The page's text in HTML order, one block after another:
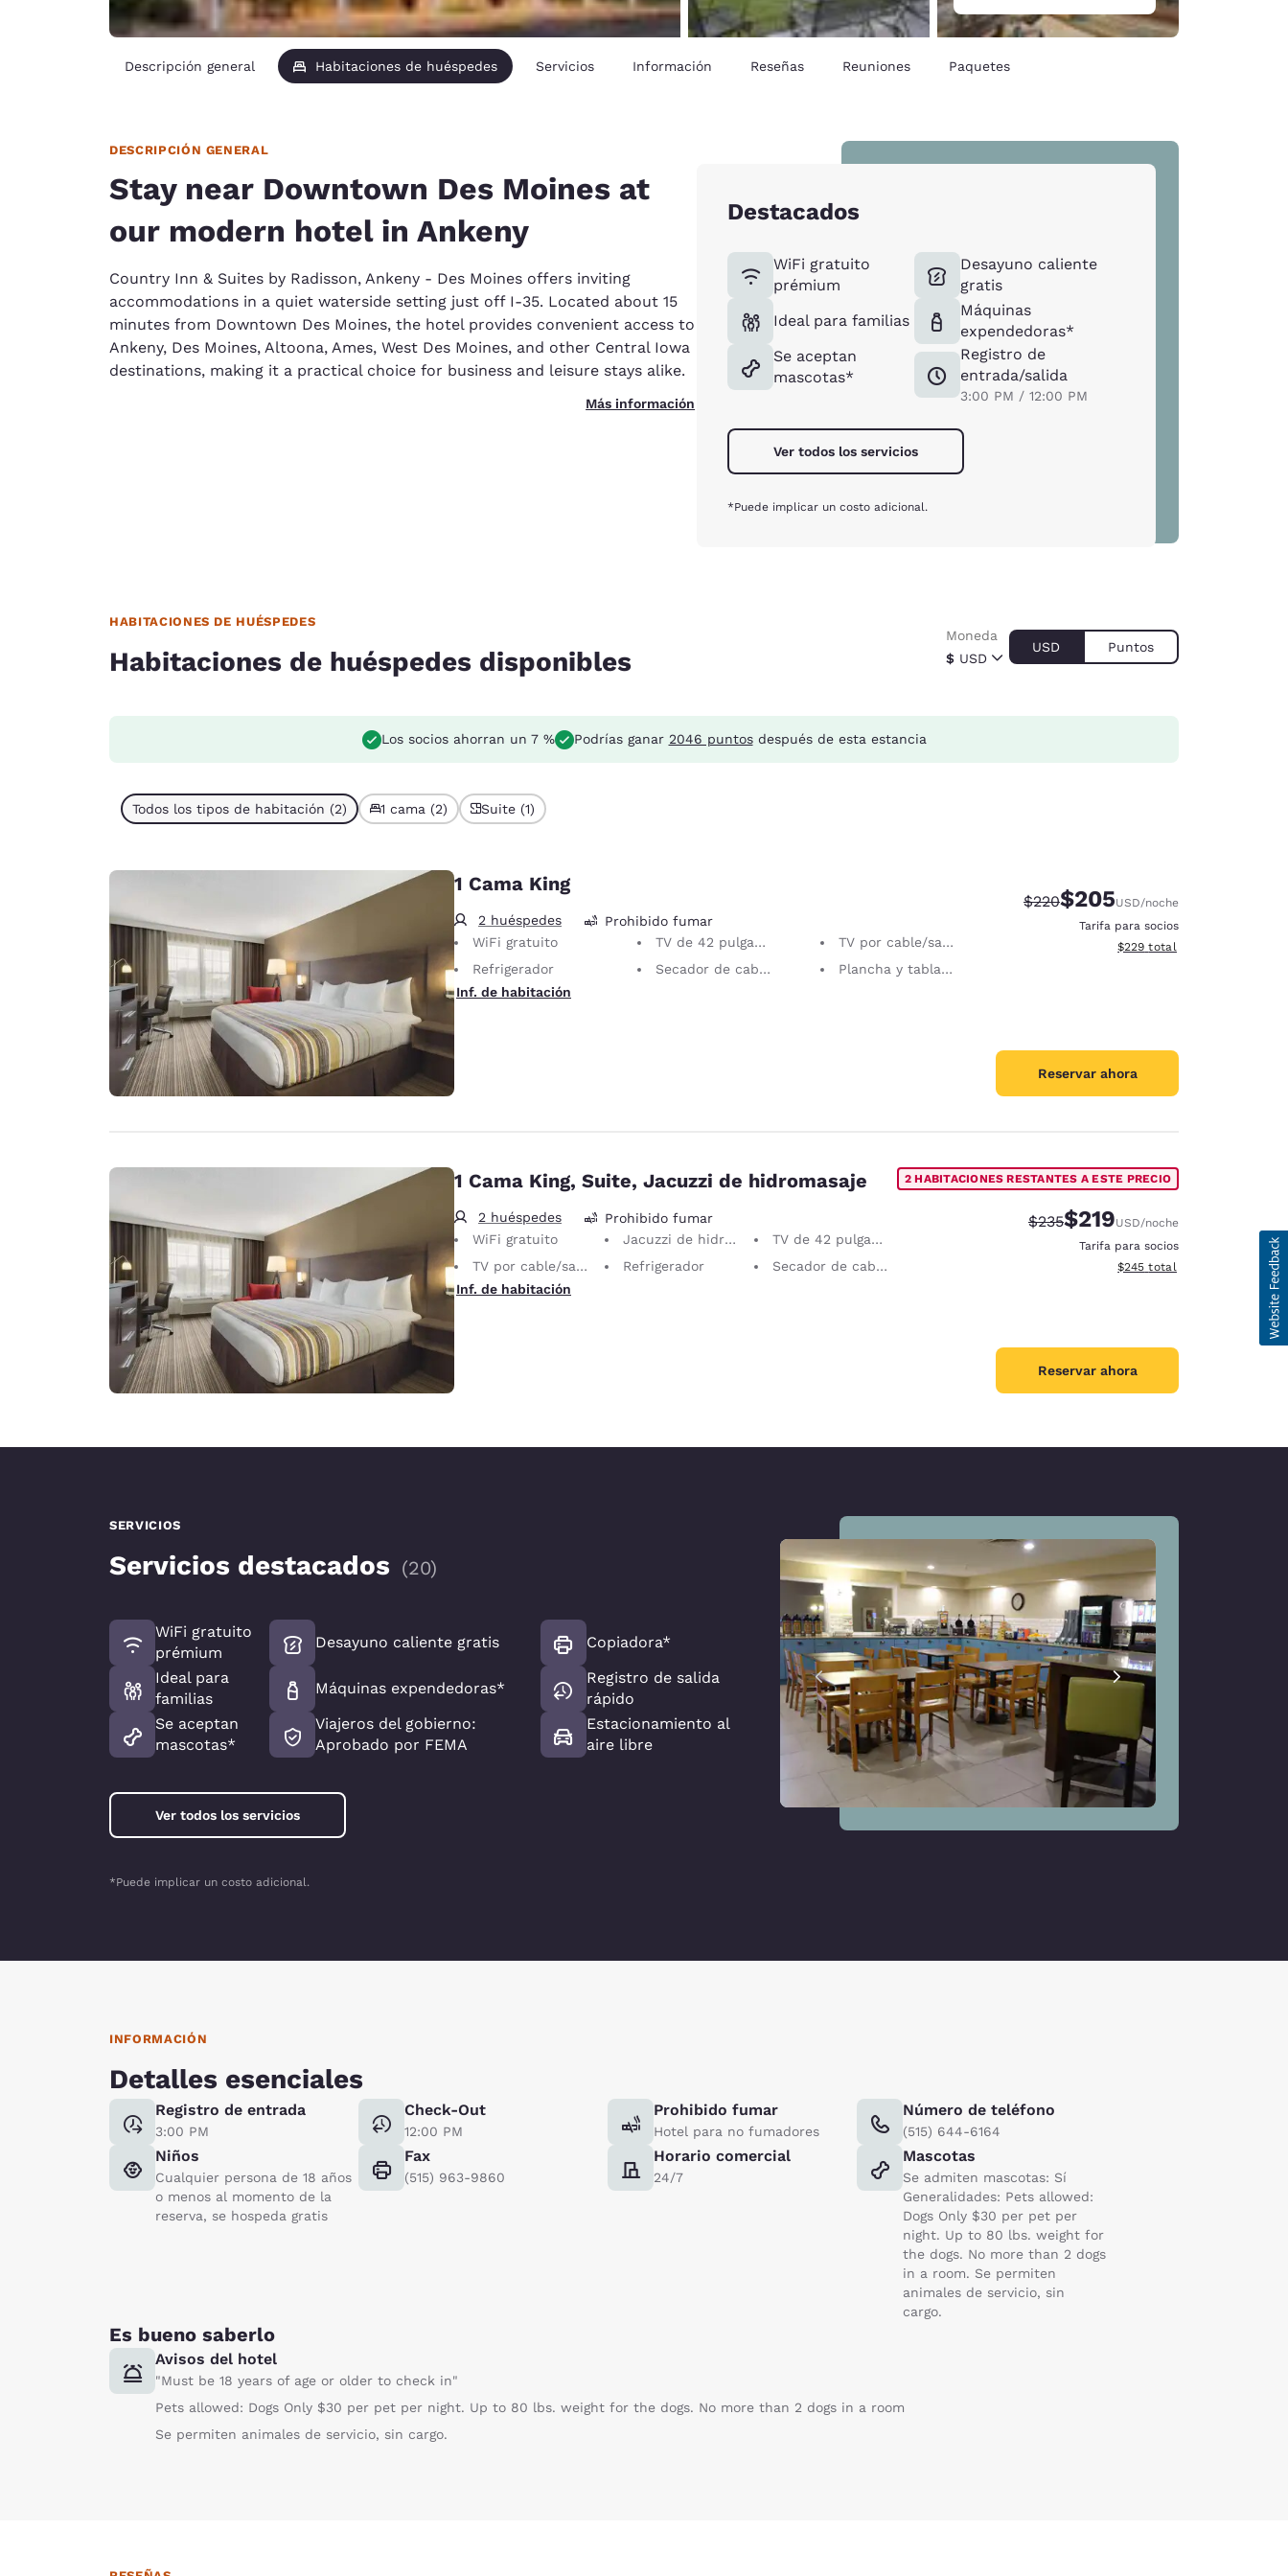
Descripción general Habitaciones de huéspedes Servicios Información Reseñas Reuniones Paquetes
DESCRIPCIÓN GENERAL
Stay near Downtown Des Moines at
our modern hotel in Ankeny
Country Inn & Suites by Radisson, Ankeny - Des Moines offers inviting
accommodations in a quiet waterside setting just off I-35. Located about 15
minutes from Downtown Des Moines, the hotel provides convenient access to
Ankeny, Des Moines, Altoona, Ames, West Des Moines, and other Central Iowa
destinations, making it a practical choice for business and leisure stays alike.
Más información
Destacados
WiFi gratuito
prémium
Ideal para familias
Se aceptan
mascotas*
Desayuno caliente
gratis
Máquinas
expendedoras*
Registro de
entrada/salida
3:00 PM / 12:00 PM
Ver todos los servicios
*Puede implicar un costo adicional.
HABITACIONES DE HUÉSPEDES
Habitaciones de huéspedes disponibles $ USD
Moneda
USD Puntos
Los socios ahorran un 7 % Podrías ganar 2046 puntosdespués de esta estancia
Todos los tipos de habitación (2) 1 cama (2) Suite (1)
1 Cama King
2 huéspedes
Prohibido fumar
WiFi gratuito
TV de 42 pulgadas
TV por cable/satelital
Refrigerador
Secador de cabello
Plancha y tabla de planchar
Inf. de habitación
Precio tachado:
$220Precio con descuento:
$205USD/noche
Tarifa para socios
Ver detalles del total
$229 total
Reservar ahora
1 Cama King, Suite, Jacuzzi de hidromasaje
2 huéspedes
Prohibido fumar
WiFi gratuito
Jacuzzi de hidromasaje
TV de 42 pulgadas
TV por cable/satelital
Refrigerador
Secador de cabello
Inf. de habitación
2 HABITACIONES RESTANTES A ESTE PRECIO
Precio tachado:
$235Precio con descuento:
$219USD/noche
Tarifa para socios
Ver detalles del total
$245 total
Reservar ahora
SERVICIOS
Servicios destacados (20)
WiFi gratuito
prémium
Ideal para
familias
Se aceptan
mascotas*
Desayuno caliente gratis
Máquinas expendedoras*
Viajeros del gobierno:
Aprobado por FEMA
Copiadora*
Registro de salida
rápido
Estacionamiento al
aire libre
Ver todos los servicios
*Puede implicar un costo adicional.
INFORMACIÓN
Detalles esenciales
Registro de entrada
3:00 PM
Check-Out
12:00 PM
Prohibido fumar
Hotel para no fumadores
Número de teléfono
(515) 644-6164
Niños
Cualquier persona de 18 años
o menos al momento de la
reserva, se hospeda gratis
Fax
(515) 963-9860
Horario comercial
24/7
Mascotas
Se admiten mascotas: Sí
Generalidades: Pets allowed:
Dogs Only $30 per pet per
night. Up to 80 lbs. weight for
the dogs. No more than 2 dogs
in a room. Se permiten
animales de servicio, sin
cargo.
Es bueno saberlo
Avisos del hotel
"Must be 18 years of age or older to check in"
Pets allowed: Dogs Only $30 per pet per night. Up to 80 lbs. weight for the dogs. No more than 2 dogs in a room
Se permiten animales de servicio, sin cargo.